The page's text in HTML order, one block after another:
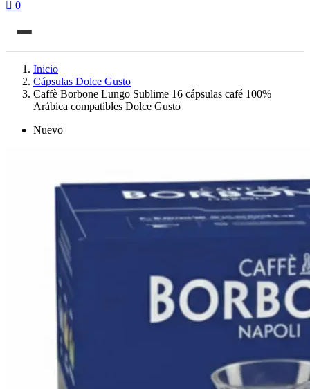
 0
Inicio
Cápsulas Dolce Gusto
Caffè Borbone Lungo Sublime 16 cápsulas café 100%
Arábica compatibles Dolce Gusto
Nuevo